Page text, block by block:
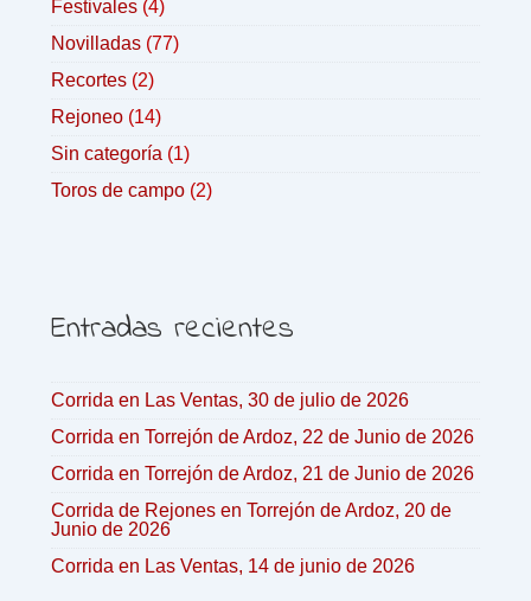
Festivales (4)
Novilladas (77)
Recortes (2)
Rejoneo (14)
Sin categoría (1)
Toros de campo (2)
Entradas recientes
Corrida en Las Ventas, 30 de julio de 2026
Corrida en Torrejón de Ardoz, 22 de Junio de 2026
Corrida en Torrejón de Ardoz, 21 de Junio de 2026
Corrida de Rejones en Torrejón de Ardoz, 20 de
Junio de 2026
Corrida en Las Ventas, 14 de junio de 2026